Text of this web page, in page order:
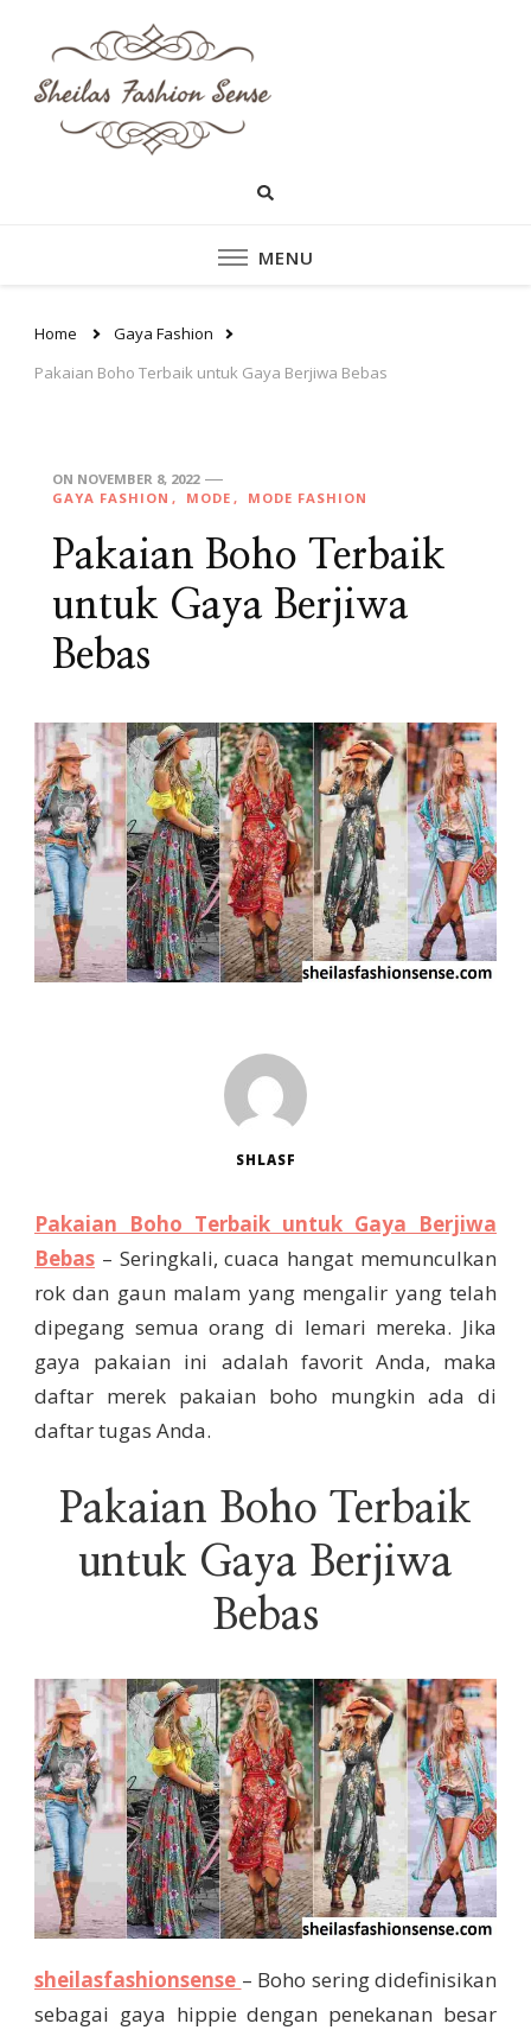
Style dan fashion
MENU
Home
Gaya Fashion
Pakaian Boho Terbaik untuk Gaya Berjiwa Bebas
ON NOVEMBER 8, 2022
GAYA FASHION
MODE MODE FASHION
Pakaian Boho Terbaik
untuk Gaya Berjiwa
Bebas
SHLASF
Pakaian Boho Terbaik untuk Gaya Berjiwa
Bebas – Seringkali, cuaca hangat memunculkan
rok dan gaun malam yang mengalir yang telah
dipegang semua orang di lemari mereka. Jika
gaya pakaian ini adalah favorit Anda, maka
daftar merek pakaian boho mungkin ada di
daftar tugas Anda.
Pakaian Boho Terbaik
untuk Gaya Berjiwa
Bebas
sheilasfashionsense – Boho sering didefinisikan
sebagai gaya hippie dengan penekanan besar